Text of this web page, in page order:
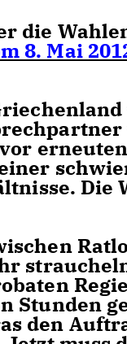
die
8. Mai
Die
Stunden
den